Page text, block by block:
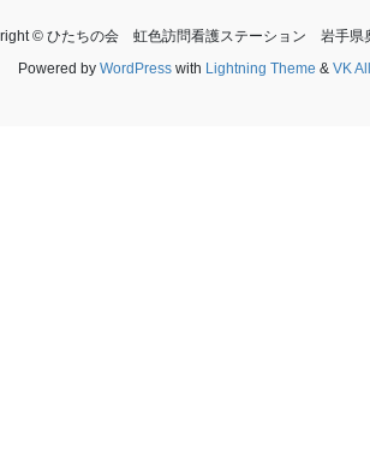
© ひたちの会 虹色訪問看護ステーション 岩手県
Powered by WordPresswith Lightning Theme & VK